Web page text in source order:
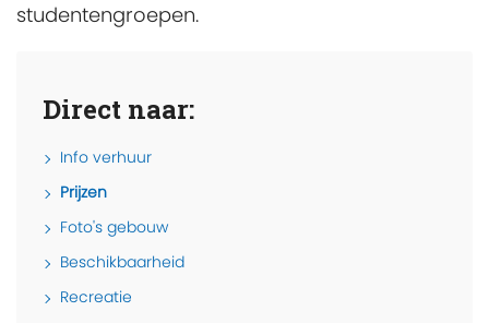
studentengroepen.
Direct naar:
Info verhuur
Prijzen
Foto's gebouw
Beschikbaarheid
Recreatie